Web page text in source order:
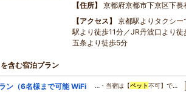
住所
京都府京都市下京区下長
アクセス
京都駅よりタクシ
駅より徒歩11分／JR丹波口より
五条より徒歩5分
を含む宿泊プラン
ン（6名様まで可能 WiFi
…・当宿は【ペット不可】で…